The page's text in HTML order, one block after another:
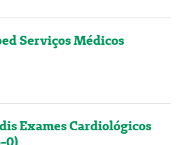
Serviços Médicos
Exames Cardiológicos
0)